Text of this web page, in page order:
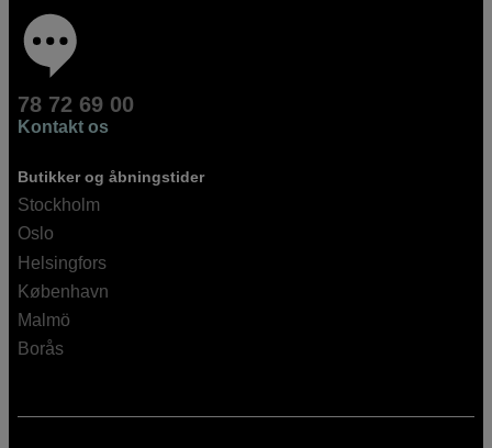
78 72 69 00
Kontakt os
Butikker og åbningstider
Stockholm
Oslo
Helsingfors
København
Malmö
Borås